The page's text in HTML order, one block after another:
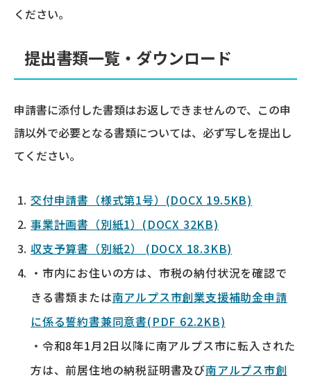
ください。
提出書類一覧・ダウンロード
申請書に添付した書類はお返しできませんので、この申
請以外で必要となる書類については、必ず写しを提出し
てください。
交付申請書（様式第1号）(DOCX 19.5KB)
事業計画書（別紙1）(DOCX 32KB)
収支予算書（別紙2） (DOCX 18.3KB)
・市内にお住いの方は、市税の納付状況を確認で
きる書類または南アルプス市創業支援補助金申請
に係る誓約書兼同意書(PDF 62.2KB)
・令和8年1月2日以降に南アルプス市に転入された
方は、前居住地の納税証明書及び南アルプス市創